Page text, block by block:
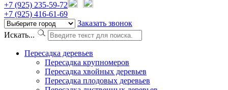
+7 (925) 235-59-72
+7 (925) 416-61-69
Заказать звонок
Искать...
Пересадка деревьев
Пересадка крупномеров
Пересадка хвойных деревьев
Пересадка плодовых деревьев